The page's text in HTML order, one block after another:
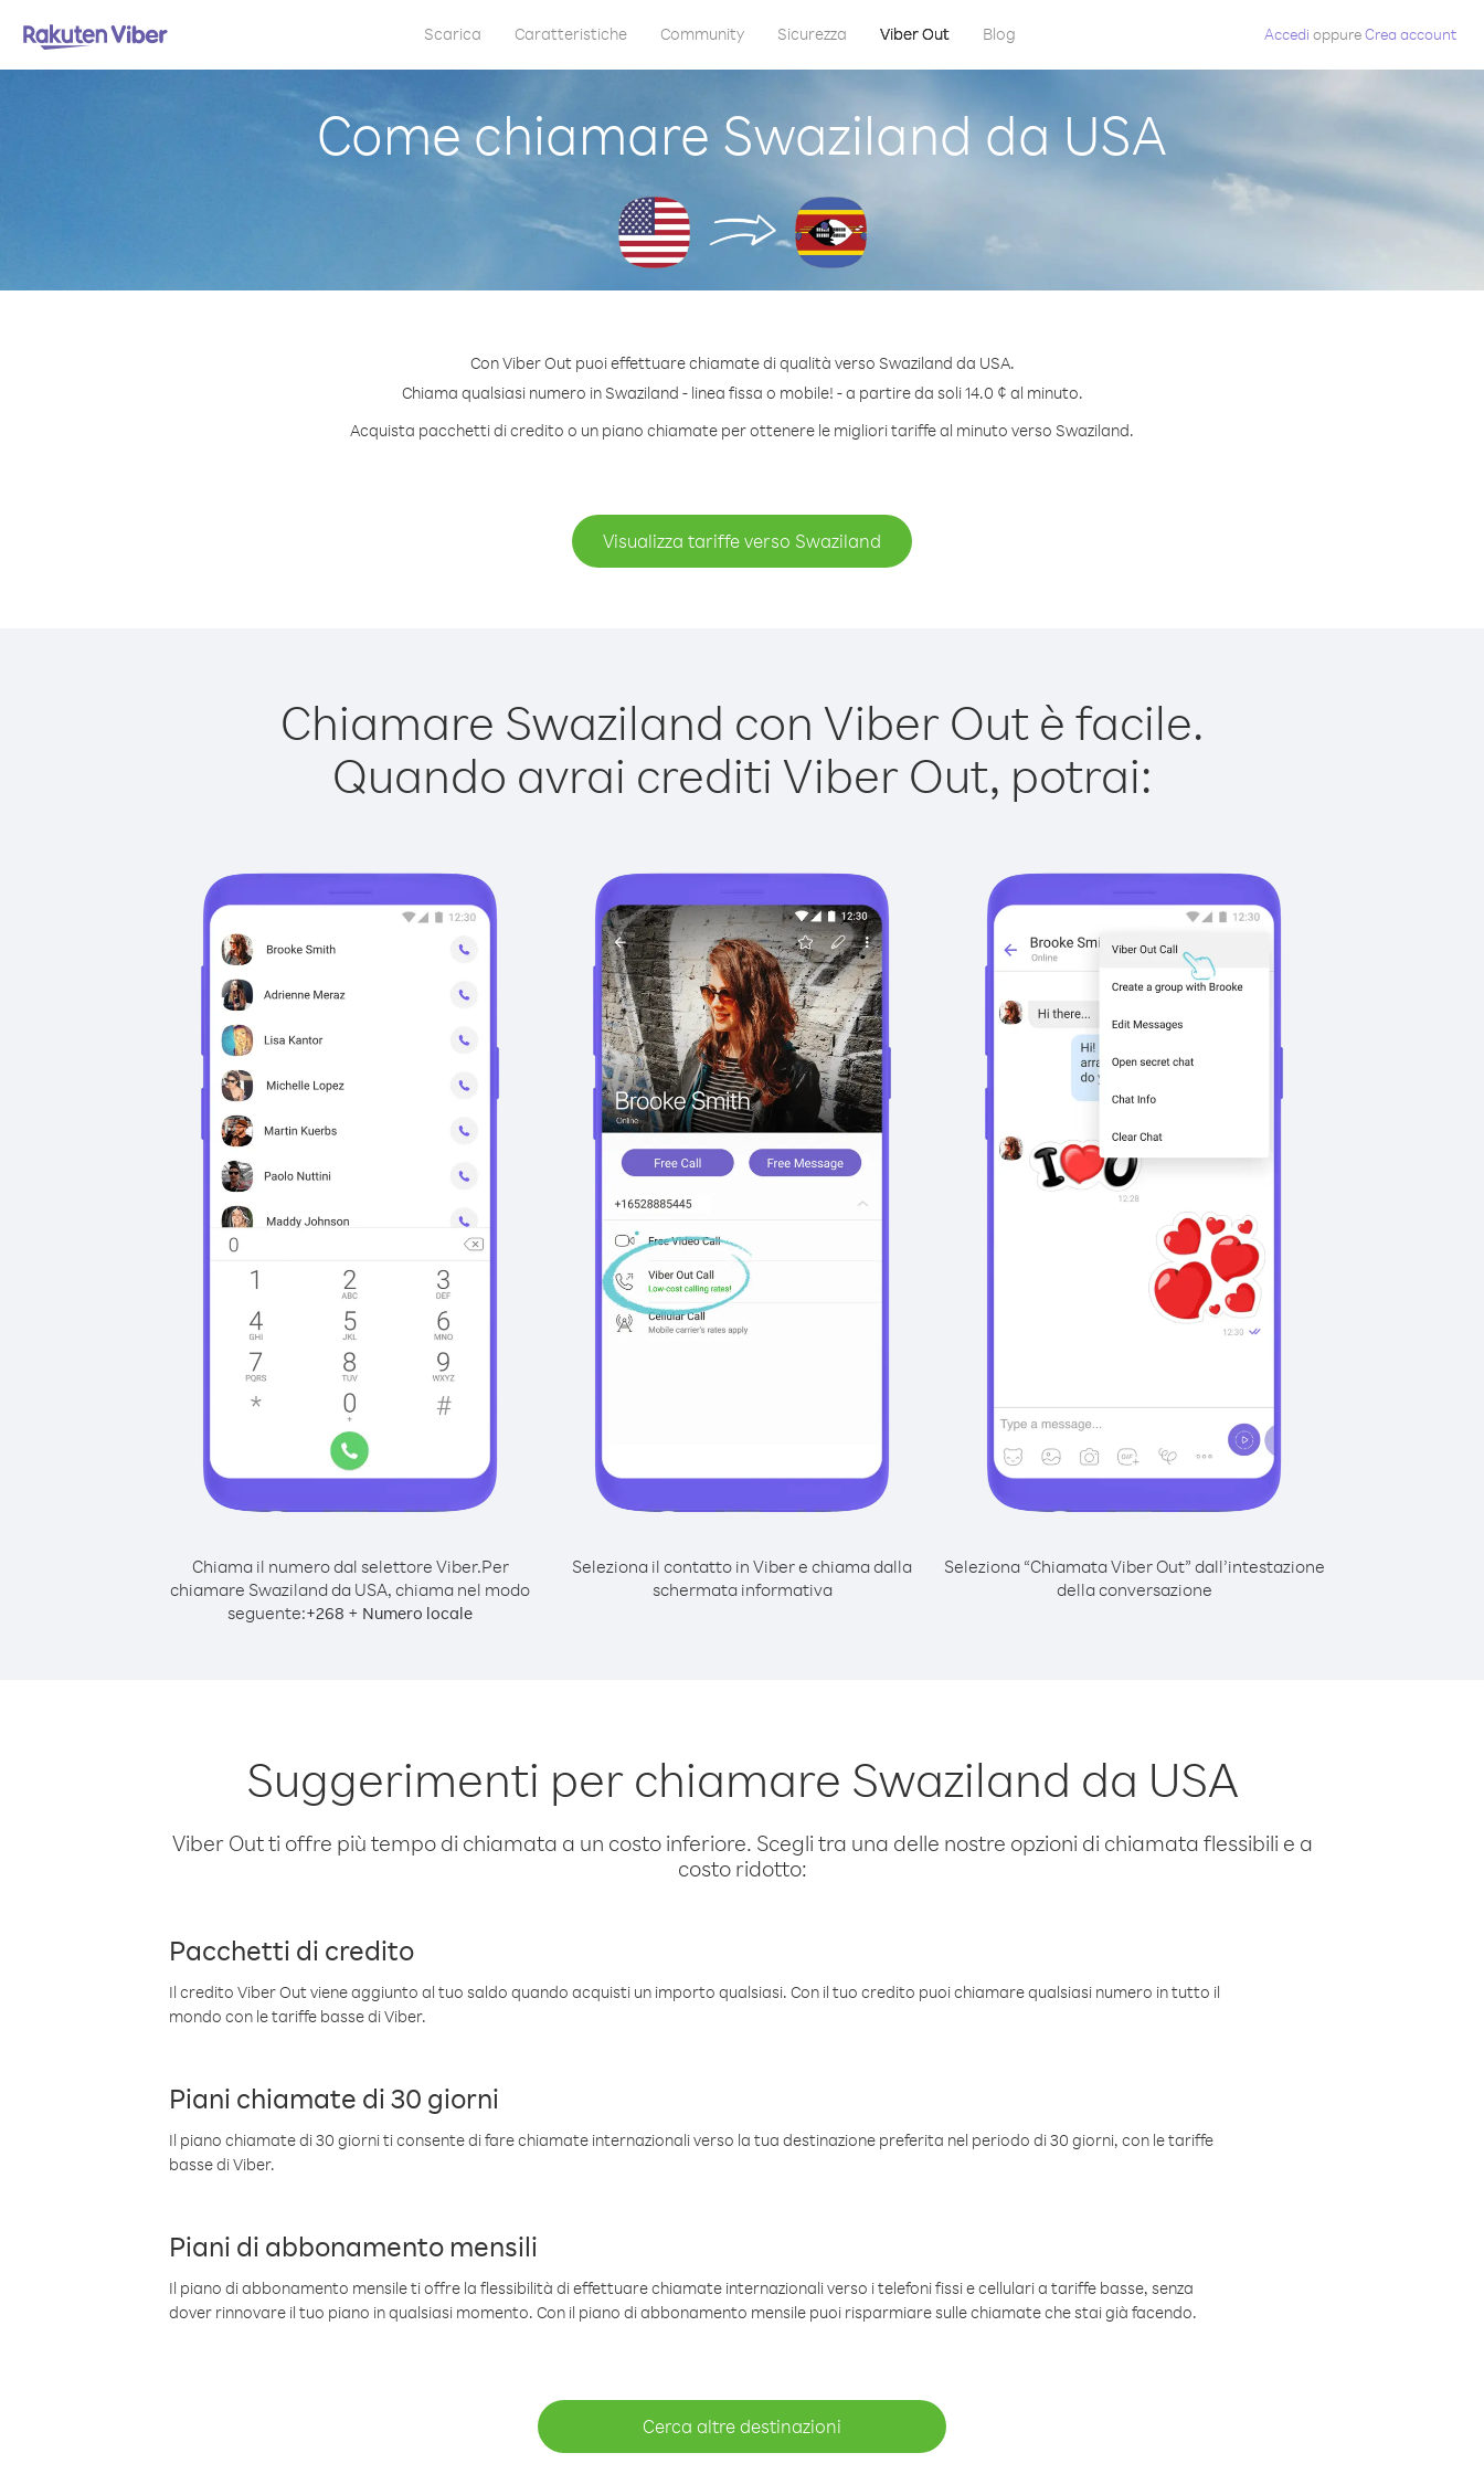
Scarica Caratteristiche Community Sicurezza Viber Out Blog Accedi oppureCrea account
Come chiamare Swaziland da USA
Con Viber Out puoi effettuare chiamate di qualità verso Swaziland da USA.
Chiama qualsiasi numero in Swaziland - linea fissa o mobile! - a partire da soli 14.0 ¢ al minuto.
Acquista pacchetti di credito o un piano chiamate per ottenere le migliori tariffe al minuto verso Swaziland.
Visualizza tariffe verso Swaziland
Chiamare Swaziland con Viber Out è facile.
Quando avrai crediti Viber Out, potrai:
Chiama il numero dal selettore Viber.Per
chiamare Swaziland da USA, chiama nel modo
seguente:+268 + Numero locale
Seleziona il contatto in Viber e chiama dalla
schermata informativa
Seleziona “Chiamata Viber Out” dall’intestazione
della conversazione
Suggerimenti per chiamare Swaziland da USA
Viber Out ti offre più tempo di chiamata a un costo inferiore. Scegli tra una delle nostre opzioni di chiamata flessibili e a
costo ridotto:
Pacchetti di credito
Il credito Viber Out viene aggiunto al tuo saldo quando acquisti un importo qualsiasi. Con il tuo credito puoi chiamare qualsiasi numero in tutto il
mondo con le tariffe basse di Viber.
Piani chiamate di 30 giorni
Il piano chiamate di 30 giorni ti consente di fare chiamate internazionali verso la tua destinazione preferita nel periodo di 30 giorni, con le tariffe
basse di Viber.
Piani di abbonamento mensili
Il piano di abbonamento mensile ti offre la flessibilità di effettuare chiamate internazionali verso i telefoni fissi e cellulari a tariffe basse, senza
dover rinnovare il tuo piano in qualsiasi momento. Con il piano di abbonamento mensile puoi risparmiare sulle chiamate che stai già facendo.
Cerca altre destinazioni